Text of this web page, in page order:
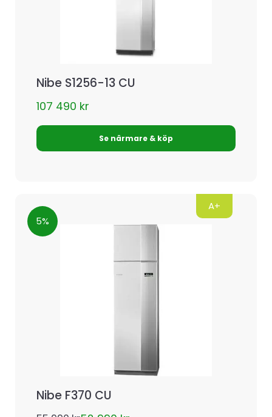
Nibe S1256-13 CU
107 490 kr
Se närmare & köp
Nibe F370 CU
5%
A+